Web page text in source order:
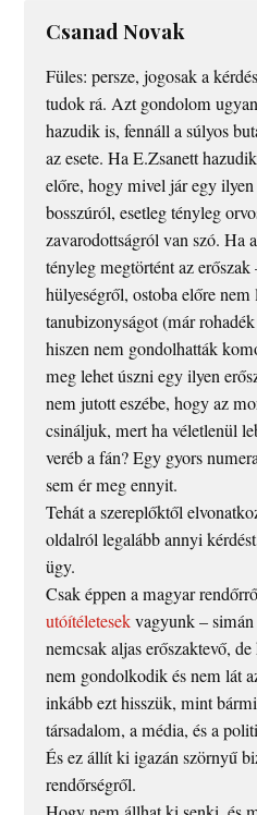
Csanad Novak
Füles: persze, jogosak a
tudok rá. Azt gondolom
hazudik is, fennáll a súlyos
az esete. Ha E.Zsanett
előre, hogy mivel jár egy
bosszúról, esetleg tényleg
zavarodottságról van szó. Ha
tényleg megtörtént az
hülyeségről, ostoba előre nem
tanubizonyságot (már
hiszen nem gondolhatták
meg lehet úszni egy ilyen
nem jutott eszébe, hogy az
csináljuk, mert ha véletlenül
veréb a fán? Egy gyors
sem ér meg ennyit.
Tehát a szereplőktől
oldalról legalább annyi
ügy.
Csak éppen a magyar
utóítéletesekvagyunk –
nemcsak aljas erőszaktevő,
nem gondolkodik és nem lát
inkább ezt hisszük, mint
társadalom, a média, és a
És ez állít ki igazán szörnyű
rendőrségről.